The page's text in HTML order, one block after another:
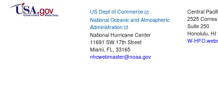
US Dept of Commerce
National Oceanic and Atmospheric
Administration
National Hurricane Center
11691 SW 17th Street
Miami, FL, 33165
nhcwebmaster@noaa.gov
Central
2525
Suite 250
Honolulu, HI
W-